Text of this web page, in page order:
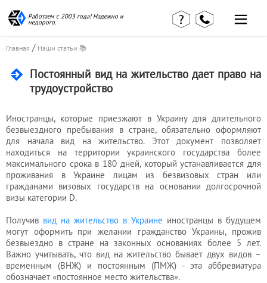
Работаем с 2003 года! Надежно и
недорого.
Главная / Наши статьи 📚
Постоянный вид на жительство дает право на
трудоустройство
Иностранцы, которые приезжают в Украину для длительного
безвыездного пребывания в стране, обязательно оформляют
для начала вид на жительство. Этот документ позволяет
находиться на территории украинского государства более
максимального срока в 180 дней, который устанавливается для
проживания в Украине лицам из безвизовых стран или
гражданами визовых государств на основании долгосрочной
визы категории D.
Получив вид на жительство в Украине иностранцы в будущем
могут оформить при желании гражданство Украины, прожив
безвыездно в стране на законных основаниях более 5 лет.
Важно учитывать, что вид на жительство бывает двух видов –
временным (ВНЖ) и постоянным (ПМЖ) - эта аббревиатура
обозначает «постоянное место жительства».
страница
Отзывы
клиентов
Контакты
Вакансии
КВЭД в
деталях
Наши
консультации
Калькулятор
Миграционные
услуги
Услуги
бухгалтера